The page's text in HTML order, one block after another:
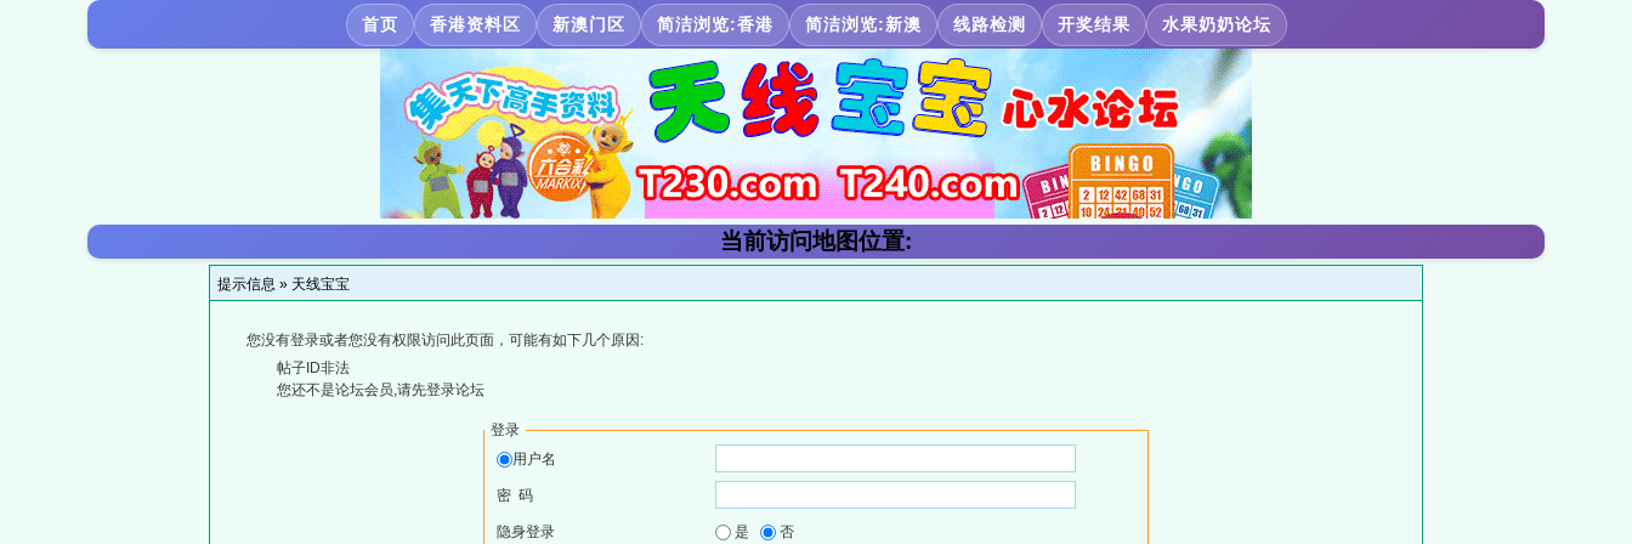
首页 香港资料区 新澳门区 简洁浏览:香港 简洁浏览:新澳 线路检测 开奖结果 水果奶奶论坛
当前访问地图位置:
提示信息 » 天线宝宝
您没有登录或者您没有权限访问此页面，可能有如下几个原因:
帖子ID非法
您还不是论坛会员,请先登录论坛
登录
用户名
密 码
隐身登录 是 否